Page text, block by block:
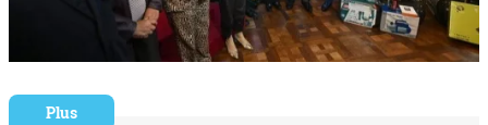
Plus